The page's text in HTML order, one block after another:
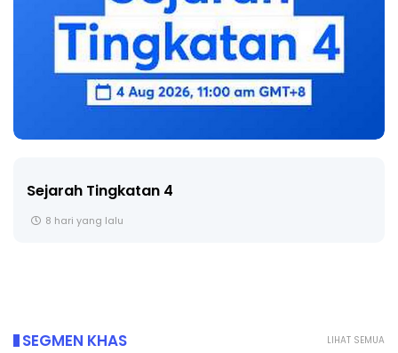
LIVE
🔴 [LIVE] PRINSIP PERAKAUNAN, BEDAH TUNTAS
LIHAT SEMUA
SEGMEN KHAS